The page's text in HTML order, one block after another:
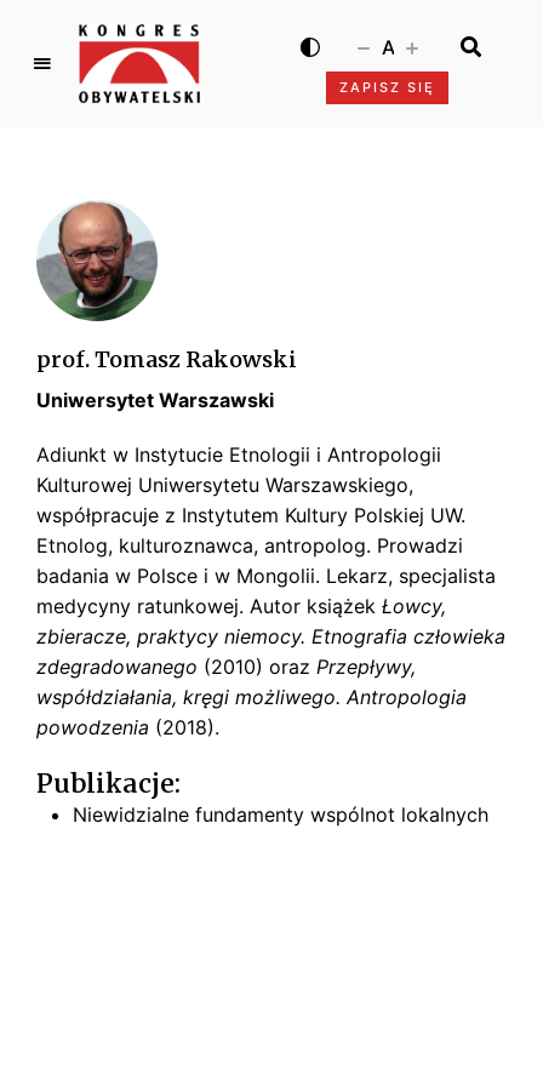
K
g
r
e
s
O
b
y
w
t
e
l
s
k
i
ZAPISZ SIĘ
A
prof. Tomasz Rakowski
Uniwersytet Warszawski
Adiunkt w Instytucie Etnologii i Antropologii
Kulturowej Uniwersytetu Warszawskiego,
współpracuje z Instytutem Kultury Polskiej UW.
Etnolog, kulturoznawca, antropolog. Prowadzi
badania w Polsce i w Mongolii. Lekarz, specjalista
medycyny ratunkowej. Autor książek Łowcy,
zbieracze, praktycy niemocy. Etnografia człowieka
zdegradowanego (2010) oraz Przepływy,
współdziałania, kręgi możliwego. Antropologia
powodzenia (2018).
Publikacje:
Niewidzialne fundamenty wspólnot lokalnych